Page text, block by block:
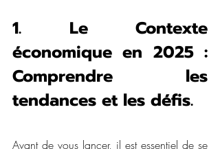
1. Le Contexte
économique en 2025 :
Comprendre les
tendances et les défis.
Avant de vous lancer, il est essentiel de se